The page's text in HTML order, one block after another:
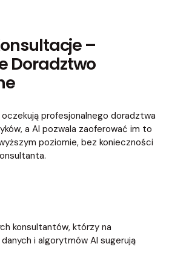
–
Doradztwo
profesjonalnego doradztwa
a AI pozwala zaoferować im to
poziomie, bez konieczności
konsultantów, którzy na
i algorytmów AI sugerują